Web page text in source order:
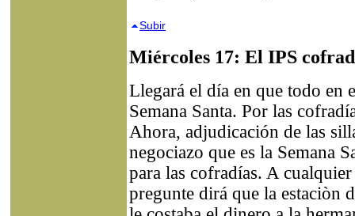
Subir
Miércoles 17: El IPS
Llegará el día en que todo en
Semana Santa. Por las
Ahora, adjudicación de las
negociazo que es la Semana
para las cofradías. A
pregunte dirá que la estaciòn